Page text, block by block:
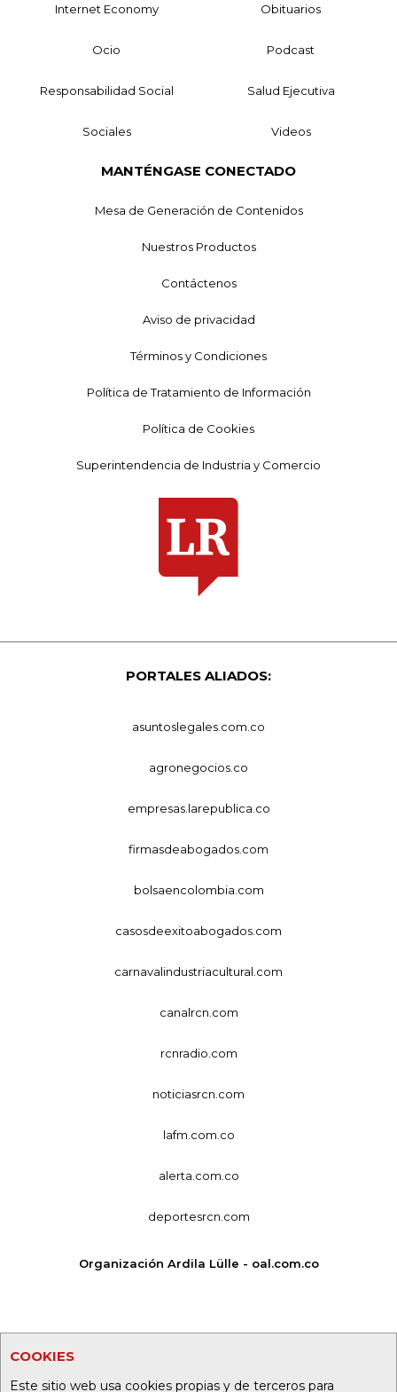
COOKIES
Este sitio web usa cookies propias y de terceros para
Internet Economy Obituarios
Ocio Podcast
Responsabilidad Social Salud Ejecutiva
Sociales Videos
MANTÉNGASE CONECTADO
Mesa de Generación de Contenidos
Nuestros Productos
Contáctenos
Aviso de privacidad
Términos y Condiciones
Política de Tratamiento de Información
Política de Cookies
Superintendencia de Industria y Comercio
PORTALES ALIADOS:
asuntoslegales.com.co
agronegocios.co
empresas.larepublica.co
firmasdeabogados.com
bolsaencolombia.com
casosdeexitoabogados.com
carnavalindustriacultural.com
canalrcn.com
rcnradio.com
noticiasrcn.com
lafm.com.co
alerta.com.co
deportesrcn.com
Organización Ardila Lülle - oal.com.co